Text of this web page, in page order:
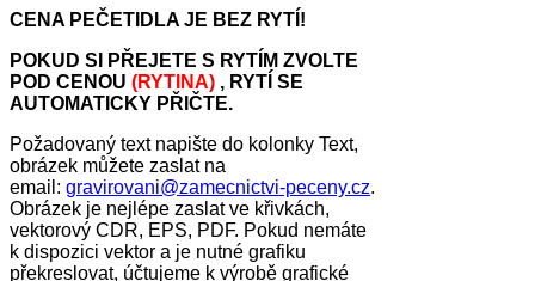
CENA PEČETIDLA JE BEZ RYTÍ!
POKUD SI PŘEJETE S RYTÍM ZVOLTE
POD CENOU (RYTINA) , RYTÍ SE
AUTOMATICKY PŘIČTE.
Požadovaný text napište do kolonky Text,
obrázek můžete zaslat na
email: gravirovani@zamecnictvi-peceny.cz.
Obrázek je nejlépe zaslat ve křivkách,
vektorový CDR, EPS, PDF. Pokud nemáte
k dispozici vektor a je nutné grafiku
překreslovat, účtujeme k výrobě grafické